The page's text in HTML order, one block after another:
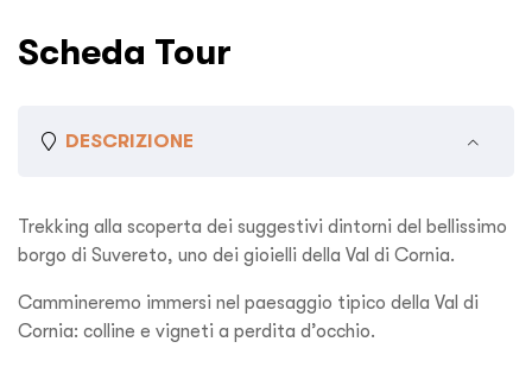
Scheda Tour
DESCRIZIONE
Trekking alla scoperta dei suggestivi dintorni del bellissimo
borgo di Suvereto, uno dei gioielli della Val di Cornia.
Cammineremo immersi nel paesaggio tipico della Val di
Cornia: colline e vigneti a perdita d’occhio.